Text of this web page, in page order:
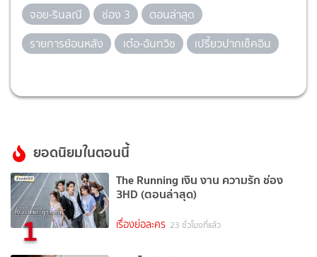
จอย-รินลณี ช่อง 3
ตอนล่าสุด
รายการย้อนหลัง
เต๋อ-ฉันทวิช เปรี้ยวปากเช็คอิน
ยอดนิยมในตอนนี้
1
The Running เงิน งาน ความรัก ช่อง
3HD (ตอนล่าสุด)
เรื่องย่อละคร 23 ชั่วโมงที่แล้ว